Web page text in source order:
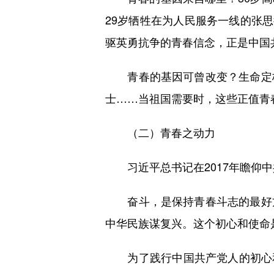
29岁牺牲在为人民服务一线的张
驱英勇抗争的青春信念，正是中
青春的基因可曾改变？生命定
士……当祖国需要时，这些正值青
（二）青春之动力
习近平总书记在2017年瞻仰中
奋斗，是保持青春斗志的最好
中华民族谋复兴。这个初心和使
为了践行中国共产党人的初心